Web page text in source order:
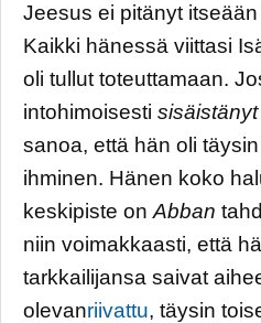
Jeesus ei pitänyt
Kaikki hänessä viittasi
oli tullut toteuttamaan.
intohimoisesti sisäistänyt
sanoa, että hän oli
ihminen. Hänen koko
keskipiste on Abban
niin voimakkaasti, että
tarkkailijansa saivat
olevanriivattu, täysin